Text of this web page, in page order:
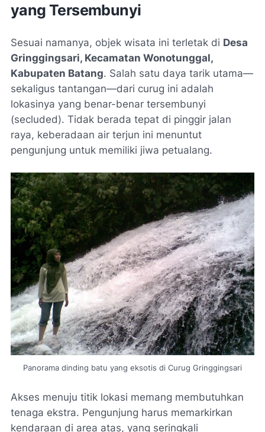
yang Tersembunyi
Sesuai namanya, objek wisata ini terletak di Desa
Gringgingsari, Kecamatan Wonotunggal,
Kabupaten Batang. Salah satu daya tarik utama—
sekaligus tantangan—dari curug ini adalah
lokasinya yang benar-benar tersembunyi
(secluded). Tidak berada tepat di pinggir jalan
raya, keberadaan air terjun ini menuntut
pengunjung untuk memiliki jiwa petualang.
Panorama dinding batu yang eksotis di Curug Gringgingsari
Akses menuju titik lokasi memang membutuhkan
tenaga ekstra. Pengunjung harus memarkirkan
kendaraan di area atas, yang seringkali